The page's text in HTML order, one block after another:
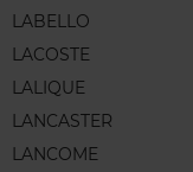
LABELLO
LACOSTE
LALIQUE
LANCASTER
LANCOME